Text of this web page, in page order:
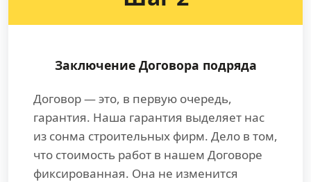
Заключение Договора подряда
Договор — это, в первую очередь,
гарантия. Наша гарантия выделяет нас
из сонма строительных фирм. Дело в том,
что стоимость работ в нашем Договоре
фиксированная. Она не изменится